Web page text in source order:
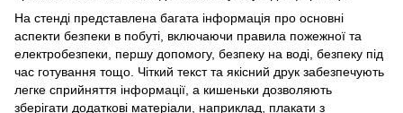
На стенді представлена багата інформація про основні
аспекти безпеки в побуті, включаючи правила пожежної та
електробезпеки, першу допомогу, безпеку на воді, безпеку під
час готування тощо. Чіткий текст та якісний друк забезпечують
легке сприйняття інформації, а кишеньки дозволяють
зберігати додаткові матеріали, наприклад, плакати з